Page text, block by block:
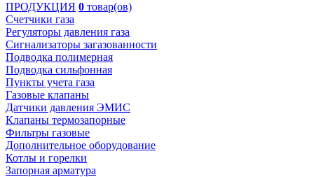
ПРОДУКЦИЯ 0 товар(ов)
Счетчики газа
Регуляторы давления газа
Сигнализаторы загазованности
Подводка полимерная
Подводка сильфонная
Пункты учета газа
Газовые клапаны
Датчики давления ЭМИС
Клапаны термозапорные
Фильтры газовые
Дополнительное оборудование
Котлы и горелки
Запорная арматура